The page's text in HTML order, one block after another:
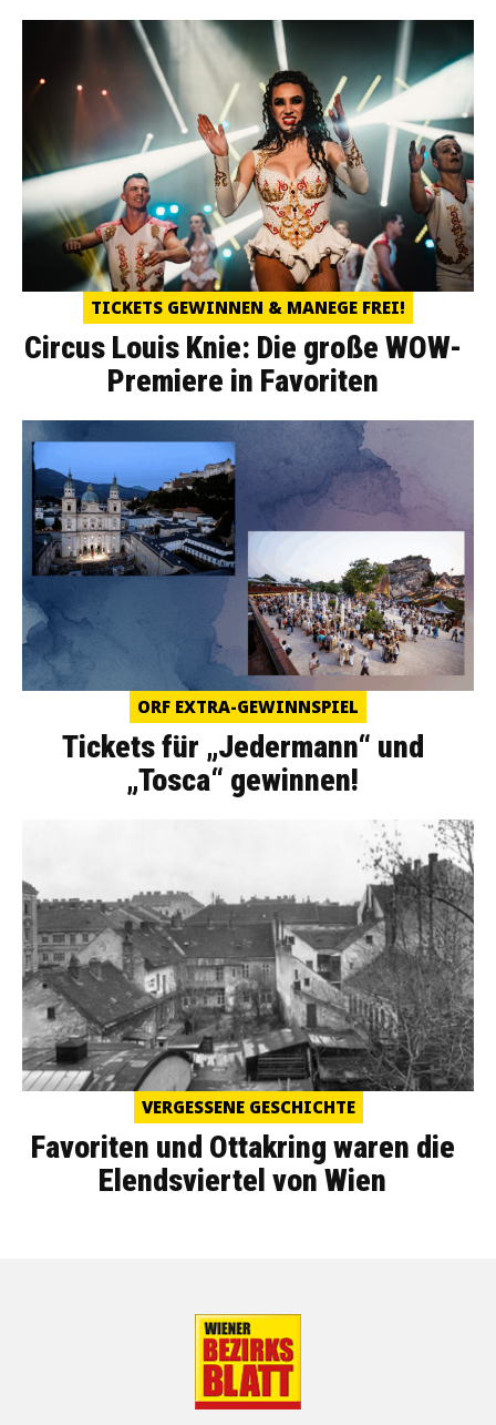
TICKETS GEWINNEN & MANEGE FREI!
Circus Louis Knie: Die große WOW-
Premiere in Favoriten
ORF EXTRA-GEWINNSPIEL
Tickets für „Jedermann“ und
„Tosca“ gewinnen!
VERGESSENE GESCHICHTE
Favoriten und Ottakring waren die
Elendsviertel von Wien